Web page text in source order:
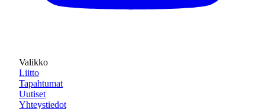
Valikko
Liitto
Tapahtumat
Uutiset
Yhteystiedot